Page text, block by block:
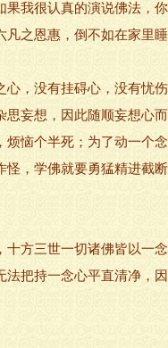
我很认真的演说佛法，
之恩惠，倒不如在家里
心，没有挂碍心，没有忧
妄想，因此随顺妄想心
恼个半死；为了动一个
，学佛就要勇猛精进截
方三世一切诸佛皆以一
法把持一念心平直清净，